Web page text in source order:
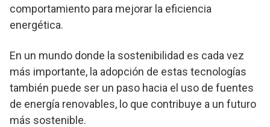
comportamiento para mejorar la eficiencia
energética.
En un mundo donde la sostenibilidad es cada vez
más importante, la adopción de estas tecnologías
también puede ser un paso hacia el uso de fuentes
de energía renovables, lo que contribuye a un futuro
más sostenible.